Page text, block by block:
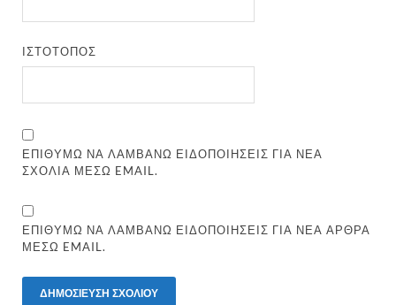
ΙΣΤΌΤΟΠΟΣ
ΕΠΙΘΥΜΏ ΝΑ ΛΑΜΒΆΝΩ ΕΙΔΟΠΟΙΉΣΕΙΣ ΓΙΑ ΝΈΑ
ΣΧΌΛΙΑ ΜΈΣΩ EMAIL.
ΕΠΙΘΥΜΏ ΝΑ ΛΑΜΒΆΝΩ ΕΙΔΟΠΟΙΉΣΕΙΣ ΓΙΑ ΝΈΑ ΆΡΘΡΑ
ΜΈΣΩ EMAIL.